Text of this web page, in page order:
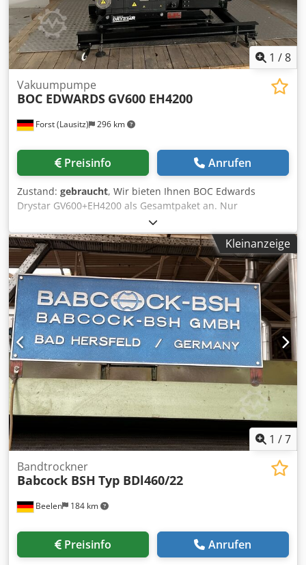
1 /8
Forst (Lausitz) 296 km
Vakuumpumpe
BOC EDWARDS GV600 EH4200
Preisinfo Anrufen
Zustand: gebraucht, Wir bieten Ihnen BOC Edwards
Drystar GV600+EH4200 als Gesamtpaket an. Nur
zusammen, wir verkaufen GV600 oder EH4200 einzeln
nicht. Der Pumpenset ist gebraucht. Wenn Sie Interesse
daran haben, senden Sie uns einfach Ihre Nachricht. Wir
melden uns dann bei Ihnen. Dksdpfx Aderfw Rbokjr
Kleinanzeige
1 /7
Beelen 184 km
Bandtrockner
Babcock BSH Typ BDl460/22
Preisinfo Anrufen